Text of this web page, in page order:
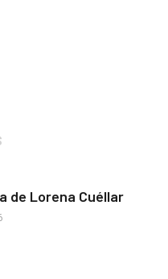
de Lorena Cuéllar